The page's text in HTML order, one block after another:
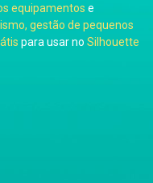
equipamentos e
gestão de pequenos
para usar no Silhouette